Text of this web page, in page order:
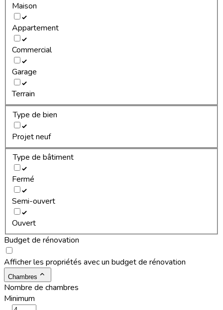
Maison
Appartement
Commercial
Garage
Terrain
Type de bien
Projet neuf
Type de bâtiment
Fermé
Semi-ouvert
Ouvert
Budget de rénovation
Afficher les propriétés avec un budget de rénovation
Chambres
Nombre de chambres
Minimum